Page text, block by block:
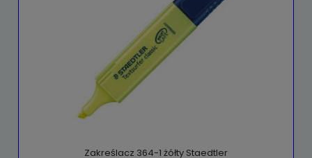
Zakreślacz 364-1 żółty Staedtler